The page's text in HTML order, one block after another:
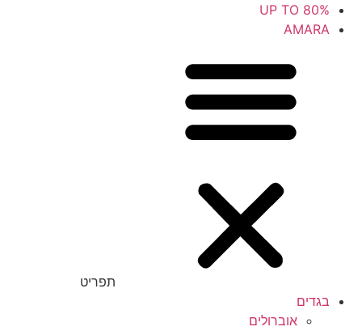
UP TO 80%
AMARA
תפריט
בגדים
אוברולים